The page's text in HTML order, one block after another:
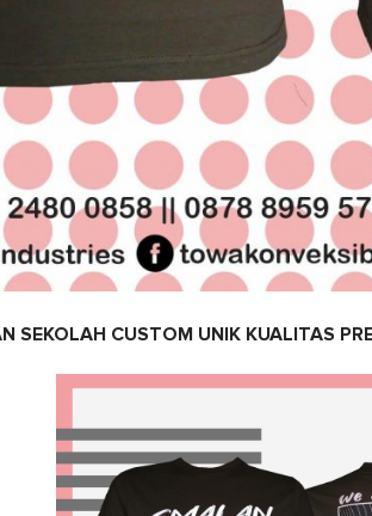
SEKOLAH CUSTOM UNIK KUALITAS